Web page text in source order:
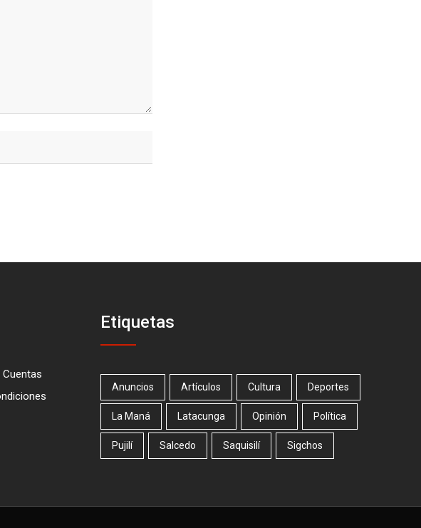
Cuentas
Etiquetas
Anuncios Artículos Cultura Deportes
La Maná Latacunga Opinión Política
Pujilí Salcedo Saquisilí Sigchos